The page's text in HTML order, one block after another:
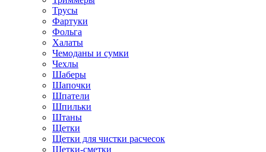
Трусы
Фартуки
Фольга
Халаты
Чемоданы и сумки
Чехлы
Шаберы
Шапочки
Шпатели
Шпильки
Штаны
Щетки
Щетки для чистки расчесок
Щетки-сметки